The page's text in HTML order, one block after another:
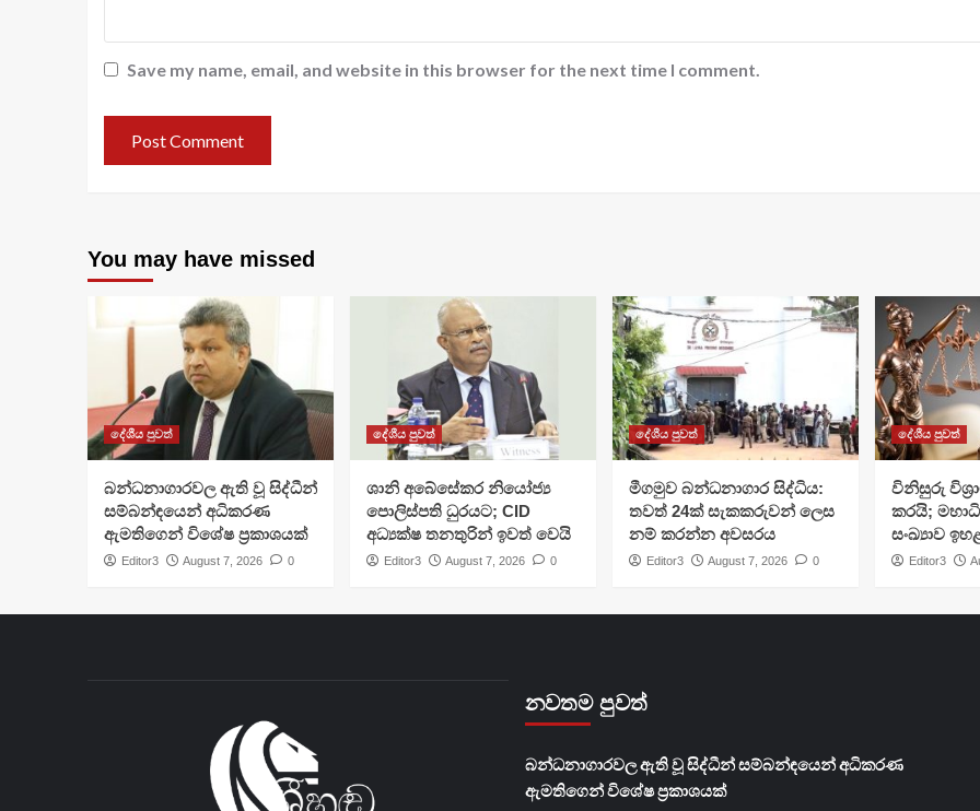
Save my name, email, and website in this browser for the next time I comment.
You may have missed
දේශීය පුවත්
බන්ධනාගාරවල ඇති වූ සිද්ධීන්
සම්බන්ඳයෙන් අධිකරණ
ඇමතිගෙන් විශේෂ ප්‍රකාශයක්
Editor3 August 7, 2026 0
දේශීය පුවත්
ශානි අබේසේකර නියෝජ්‍ය
පොලිස්පති ධුරයට; CID
අධ්‍යක්ෂ තනතුරින් ඉවත් වෙයි
Editor3 August 7, 2026 0
දේශීය පුවත්
මීගමුව බන්ධනාගාර සිද්ධිය:
තවත් 24ක් සැකකරුවන් ලෙස
නම් කරන්න අවසරය
Editor3 August 7, 2026 0
දේශීය පුවත්
විනිසුරු
කරයි;
සංඛ්‍යාව
Editor3
නවතම පුවත්
බන්ධනාගාරවල ඇති වූ සිද්ධීන් සම්බන්ඳයෙන් අධිකරණ
ඇමතිගෙන් විශේෂ ප්‍රකාශයක්